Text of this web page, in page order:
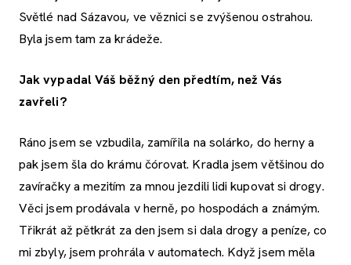
Světlé nad Sázavou, ve věznici se zvýšenou ostrahou.
Byla jsem tam za krádeže.
Jak vypadal Váš běžný den předtím, než Vás
zavřeli?
Ráno jsem se vzbudila, zamířila na solárko, do herny a
pak jsem šla do krámu čórovat. Kradla jsem většinou do
zavíračky a mezitím za mnou jezdili lidi kupovat si drogy.
Věci jsem prodávala v herně, po hospodách a známým.
Třikrát až pětkrát za den jsem si dala drogy a peníze, co
mi zbyly, jsem prohrála v automatech. Když jsem měla